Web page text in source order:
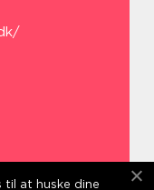
til at huske dine